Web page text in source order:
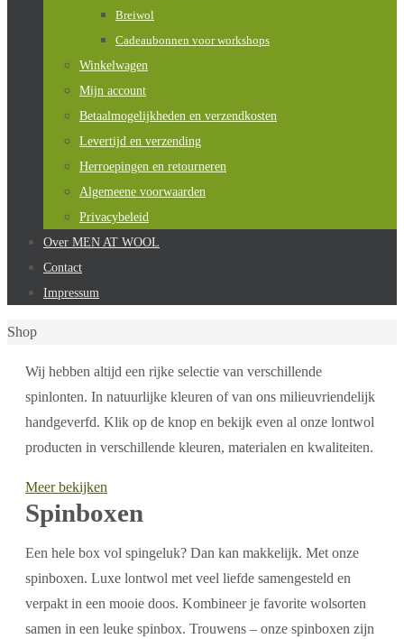
Breiwol
Cadeaubonnen voor workshops
Winkelwagen
Mijn account
Betaalmogelijkheden en verzendkosten
Levertijd en verzending
Herroepingen en retourneren
Algemeene voorwaarden
Privacybeleid
Over MEN AT WOOL
Contact
Impressum
Home
Shop
Wij hebben altijd een rijke selectie van verschillende
spinlonten. In natuurlijke kleuren of van ons milieuvriendelijk
handgeverfd. Klik op de knop en bekijk even al onze lontwol
producten in verschillende kleuren, materialen en kwaliteiten.
Meer bekijken
Spinboxen
Een hele box vol spingeluk? Dan kan makkelijk. Met onze
spinboxen. Luxe lontwol met veel liefde samengesteld en
verpakt in een mooie doos. Kombineer je favorite wolsorten
samen in een leuke spinbox. Trouwens – onze spinboxen zijn